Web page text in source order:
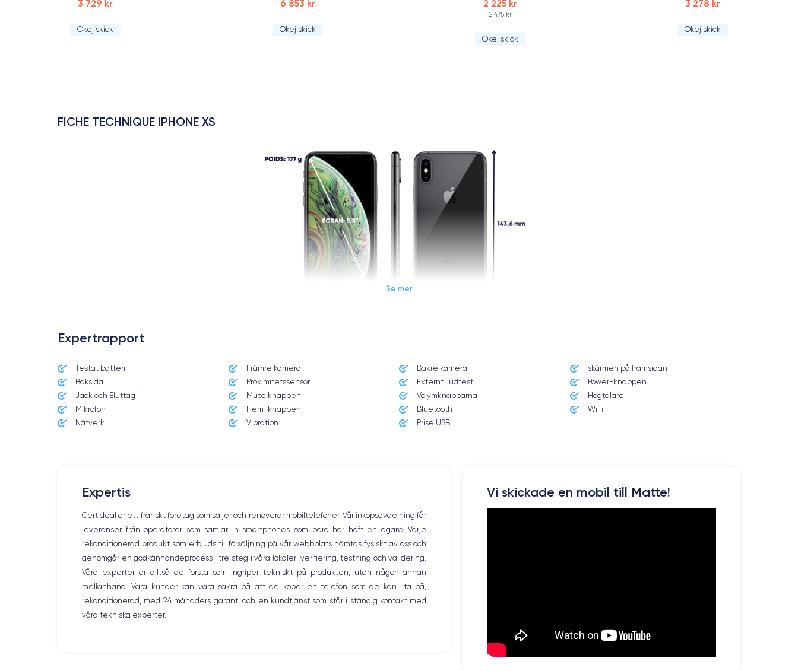
3 729 kr
Okej skick
6 853 kr
Okej skick
2 225 kr
2 475 kr
Okej skick
3 278 kr
Okej skick
FICHE TECHNIQUE IPHONE XS
Date de sortie
12/09/2018
Système exploit.
iOS (iOS 16)
Dimensions
143.6×70.9×7.7 mm
Poids
177 g
4 GO
Apple A12 Bionic
Nombre de cœurs
6
Nom GPU
GPU 4 cœurs
Fréq. processeur
2.24 GHz
Caméra Caméra Frontale
Se mer
Expertrapport
Testat batteri Främre kamera Bakre kamera
skärmen på framsidan
Baksida
Proximitetssensor Externt ljudtest
Power-knappen
Jack och Eluttag
Mute knappen Volymknapparna
Högtalare
Mikrofon
Hem-knappen Bluetooth
WiFi
Nätverk
Vibration Prise USB
Expertis
Certideal är ett franskt företag som säljer och renoverar mobiltelefoner. Vår inköpsavdelning får
leveranser från operatörer som samlar in smartphones som bara har haft en ägare. Varje
rekonditionerad produkt som erbjuds till försäljning på vår webbplats hämtas fysiskt av oss och
genomgår en godkännandeprocess i tre steg i våra lokaler: verifiering, testning och validering.
Våra experter är alltså de första som ingriper tekniskt på produkten, utan någon annan
mellanhand. Våra kunder kan vara säkra på att de köper en telefon som de kan lita på,
rekonditionerad, med 24 månaders garanti och en kundtjänst som står i ständig kontakt med
våra tekniska experter.
Vi skickade en mobil till Matte!